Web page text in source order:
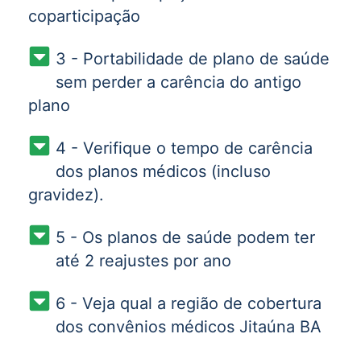
coparticipação
3 - Portabilidade de plano de saúde
sem perder a carência do antigo
plano
4 - Verifique o tempo de carência
dos planos médicos (incluso
gravidez).
5 - Os planos de saúde podem ter
até 2 reajustes por ano
6 - Veja qual a região de cobertura
dos convênios médicos Jitaúna BA